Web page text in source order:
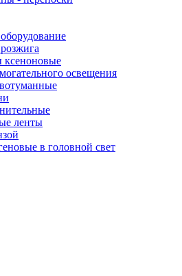
освещения
ленты
в головной свет